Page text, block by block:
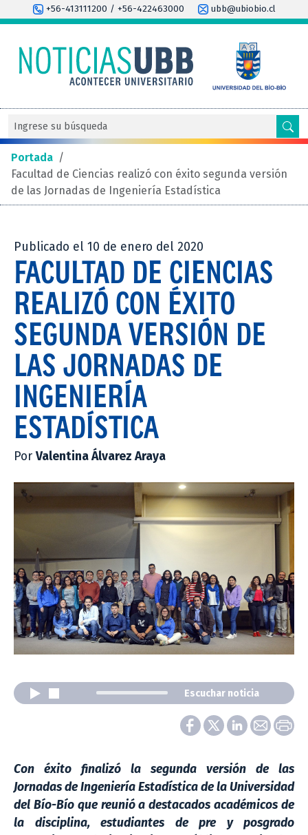
+56-413111200 / +56-422463000 ubb@ubiobio.cl
Portada /
Facultad de Ciencias realizó con éxito segunda versión
de las Jornadas de Ingeniería Estadística
Publicado el 10 de enero del 2020
FACULTAD DE CIENCIAS
REALIZÓ CON ÉXITO
SEGUNDA VERSIÓN DE
LAS JORNADAS DE
INGENIERÍA
ESTADÍSTICA
PorValentina Álvarez Araya
Escuchar noticia
Con éxito finalizó la segunda versión de las
Jornadas de Ingeniería Estadística de la Universidad
del Bío-Bío que reunió a destacados académicos de
la disciplina, estudiantes de pre y posgrado